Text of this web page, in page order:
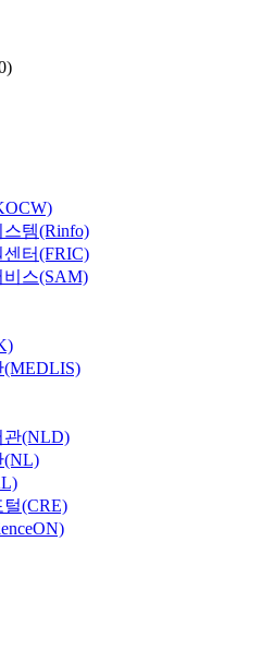
템(Rinfo)
터(FRIC)
스(SAM)
(MEDLIS)
관(NLD)
(NL)
(CRE)